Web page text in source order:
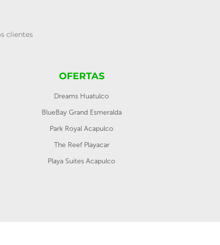
clientes
OFERTAS
Dreams Huatulco
BlueBay Grand Esmeralda
Park Royal Acapulco
The Reef Playacar
Playa Suites Acapulco